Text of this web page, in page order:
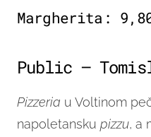
Margherita:
Public –
Pizzeria u Voltinom
napoletansku pizzu, a